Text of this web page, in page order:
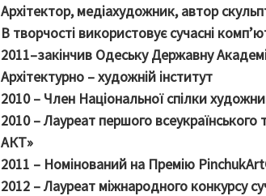
Архітектор, медіахудожник, автор
В творчості використовує сучасні
2011–закінчив Одеську Державну
Архітектурно – художній інститут
2010 – Член Національної спілки
2010 – Лауреат першого
АКТ»
2011 – Номінований на Премію
2012 – Лауреат міжнародного конкурсу